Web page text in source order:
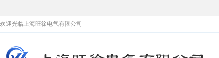
欢迎光临上海旺徐电气有限公司